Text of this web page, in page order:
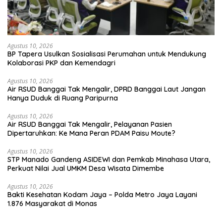
Agustus 10, 2026
BP Tapera Usulkan Sosialisasi Perumahan untuk Mendukung
Kolaborasi PKP dan Kemendagri
Agustus 10, 2026
Air RSUD Banggai Tak Mengalir, DPRD Banggai Laut Jangan
Hanya Duduk di Ruang Paripurna
Agustus 10, 2026
Air RSUD Banggai Tak Mengalir, Pelayanan Pasien
Dipertaruhkan: Ke Mana Peran PDAM Paisu Moute?
Agustus 10, 2026
‎STP Manado Gandeng ASIDEWI dan Pemkab Minahasa Utara,
Perkuat Nilai Jual UMKM Desa Wisata Dimembe
Agustus 10, 2026
Bakti Kesehatan Kodam Jaya – Polda Metro Jaya Layani
1.876 Masyarakat di Monas